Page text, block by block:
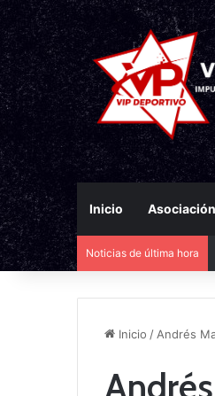
Inicio Asociación
Noticias de última hora
Inicio / Andrés